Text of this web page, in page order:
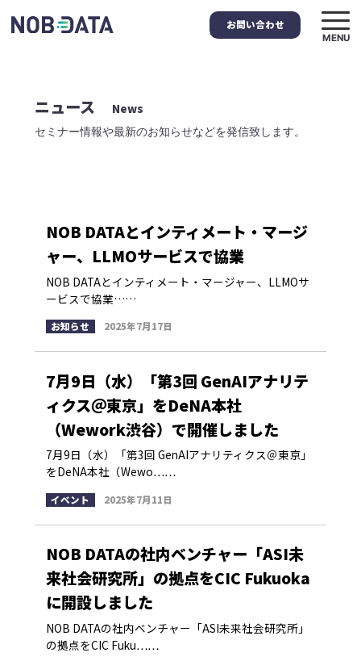
お問い合わせ
MENU
ニュース News
セミナー情報や最新のお知らせなどを発信致します。
NOB DATAとインティメート・マージ
ャー、LLMOサービスで協業
NOB DATAとインティメート・マージャー、LLMOサ
ービスで協業……
お知らせ 2025年7月17日
7月9日（水）「第3回 GenAIアナリテ
ィクス＠東京」をDeNA本社
（Wework渋谷）で開催しました
7月9日（水）「第3回 GenAIアナリティクス＠東京」
をDeNA本社（Wewo……
イベント 2025年7月11日
NOB DATAの社内ベンチャー「ASI未
来社会研究所」の拠点をCIC Fukuoka
に開設しました
NOB DATAの社内ベンチャー「ASI未来社会研究所」
の拠点をCIC Fuku……